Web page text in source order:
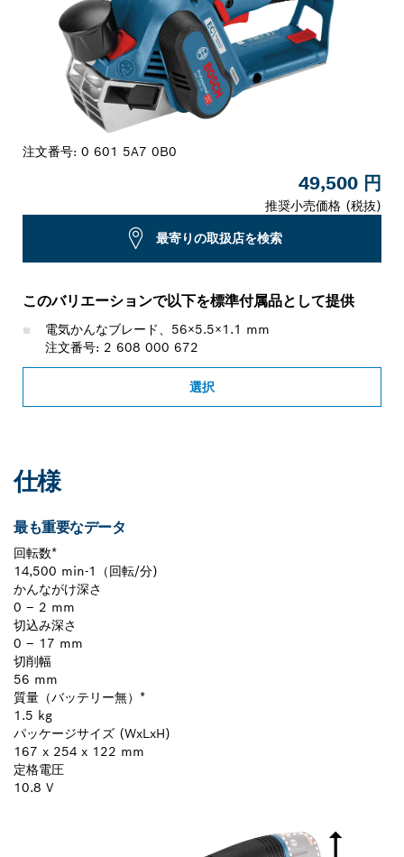
注文番号: 0 601 5A7 0B0
49,500 円
推奨小売価格 (税抜)
最寄りの取扱店を検索
このバリエーションで以下を標準付属品として提供
電気かんなブレード、56×5.5×1.1 mm
注文番号: 2 608 000 672
選択
仕様
最も重要なデータ
回転数*
14,500 min-1（回転/分)
かんながけ深さ
0 – 2 mm
切込み深さ
0 – 17 mm
切削幅
56 mm
質量（バッテリー無）*
1.5 kg
パッケージサイズ (WxLxH)
167 x 254 x 122 mm
定格電圧
10.8 V